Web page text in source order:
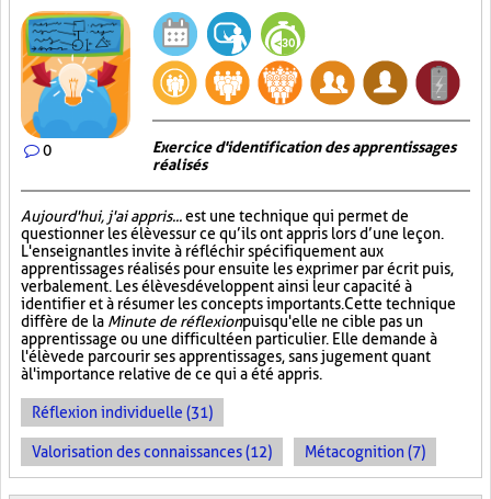
0
Exercice d'identification des apprentissages
réalisés
Aujourd'hui, j'ai appris...est une technique qui permet de
questionner les élèves sur ce qu’ils ont appris lors d’une leçon.
L'enseignant les invite à réfléchir spécifiquement aux
apprentissages réalisés pour ensuite les exprimer par écrit puis,
verbalement. Les élèves développent ainsi leur capacité à
identifier et à résumer les concepts importants. Cette technique
diffère de la Minute de réflexionpuisqu'elle ne cible pas un
apprentissage ou une difficulté en particulier. Elle demande à
l'élève de parcourir ses apprentissages, sans jugement quant
à l'importance relative de ce qui a été appris.
Réflexion individuelle (31)
Valorisation des connaissances (12) Métacognition (7)